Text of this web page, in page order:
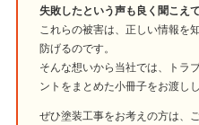
失敗したという声も良く聞こえて
これらの被害は、正しい情報を
防げるのです。
そんな想いから当社では、トラ
ントをまとめた小冊子をお渡し
ぜひ塗装工事をお考えの方は、